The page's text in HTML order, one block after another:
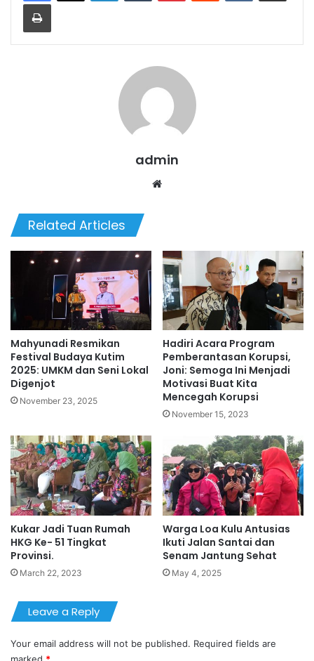
Print
admin
Related Articles
Mahyunadi Resmikan
Festival Budaya Kutim
2025: UMKM dan Seni Lokal
Digenjot
November 23, 2025
Hadiri Acara Program
Pemberantasan Korupsi,
Joni: Semoga Ini Menjadi
Motivasi Buat Kita
Mencegah Korupsi
November 15, 2023
Kukar Jadi Tuan Rumah
HKG Ke- 51 Tingkat
Provinsi.
March 22, 2023
Warga Loa Kulu Antusias
Ikuti Jalan Santai dan
Senam Jantung Sehat
May 4, 2025
Leave a Reply
Your email address will not be published. Required fields are
marked *